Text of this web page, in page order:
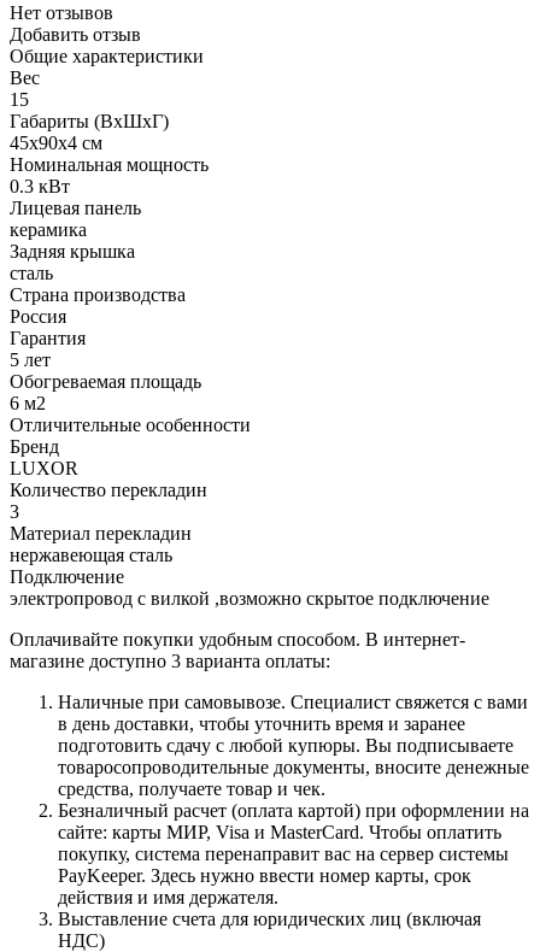
Нет отзывов
Добавить отзыв
Общие характеристики
Вес
15
Габариты (ВхШхГ)
45x90x4 см
Номинальная мощность
0.3 кВт
Лицевая панель
керамика
Задняя крышка
сталь
Страна производства
Россия
Гарантия
5 лет
Обогреваемая площадь
6 м2
Отличительные особенности
Бренд
LUXOR
Количество перекладин
3
Материал перекладин
нержавеющая сталь
Подключение
электропровод с вилкой ,возможно скрытое подключение
Оплачивайте покупки удобным способом. В интернет-
магазине доступно 3 варианта оплаты:
Наличные при самовывозе. Специалист свяжется с вами
в день доставки, чтобы уточнить время и заранее
подготовить сдачу с любой купюры. Вы подписываете
товаросопроводительные документы, вносите денежные
средства, получаете товар и чек.
Безналичный расчет (оплата картой) при оформлении на
сайте: карты МИР, Visa и MasterCard. Чтобы оплатить
покупку, система перенаправит вас на сервер системы
PayKeeper. Здесь нужно ввести номер карты, срок
действия и имя держателя.
Выставление счета для юридических лиц (включая
НДС)